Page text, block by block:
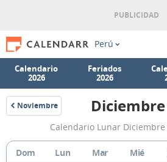
Perú
Calendario
2026
Feriados
2026
Noviembre
1916
Calendario Lunar Diciembre
Dom Lun Mar Mié